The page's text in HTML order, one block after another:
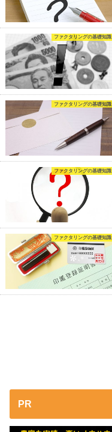
ファクタリングの基礎知識
ファクタリングの基礎知識
ファクタリングの基礎知識
ファクタリングの基礎知識
PR